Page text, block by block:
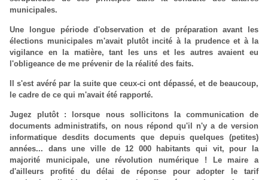
municipales.
Une longue période d'observation et de préparation avant les
élections municipales m'avait plutôt incité à la prudence et à la
vigilance en la matière, tant les uns et les autres avaient eu
l'obligeance de me prévenir de la réalité des faits.
Il s'est avéré par la suite que ceux-ci ont dépassé, et de beaucoup,
le cadre de ce qui m'avait été rapporté.
Jugez plutôt : lorsque nous sollicitons la communication de
documents administratifs, on nous répond qu'il n'y a de version
informatique desdits documents que depuis quelques (petites)
années... dans une ville de 12 000 habitants qui vit, pour la
majorité municipale, une révolution numérique ! Le maire a
d'ailleurs profité du délai de réponse pour adopter le tarif